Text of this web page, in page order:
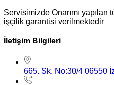
Servisimizde Onarımı yapılan
işçilik garantisi verilmektedir
İletişim Bilgileri
665. Sk. No:30/4 06550